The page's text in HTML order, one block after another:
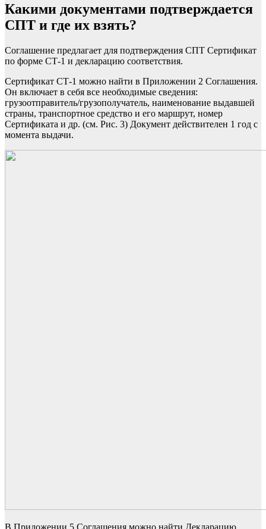
Какими документами подтверждается
СПТ и где их взять?
Соглашение предлагает для подтверждения СПТ Сертификат
по форме СТ-1 и декларацию соответствия.
Сертификат СТ-1 можно найти в Приложении 2 Соглашения.
Он включает в себя все необходимые сведения:
грузоотправитель/грузополучатель, наименование выдавшей
страны, транспортное средство и его маршрут, номер
Сертификата и др. (см. Рис. 3) Документ действителен 1 год с
момента выдачи.
В Приложении 5 Соглашения можно найти Декларацию